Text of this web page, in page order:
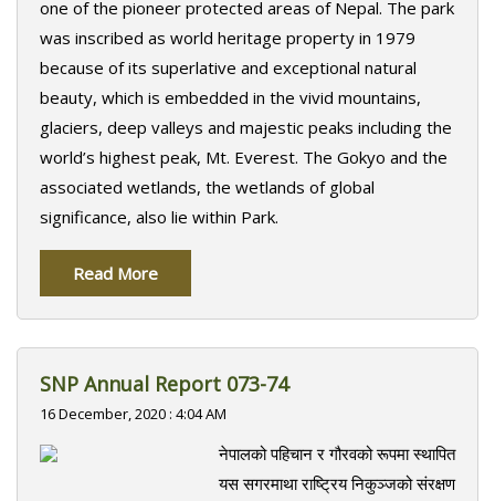
one of the pioneer protected areas of Nepal. The park
was inscribed as world heritage property in 1979
because of its superlative and exceptional natural
beauty, which is embedded in the vivid mountains,
glaciers, deep valleys and majestic peaks including the
world’s highest peak, Mt. Everest. The Gokyo and the
associated wetlands, the wetlands of global
significance, also lie within Park.
Read More
SNP Annual Report 073-74
16 December, 2020 : 4:04 AM
नेपालको पहिचान र गौरवको रूपमा स्थापित
यस सगरमाथा राष्ट्रिय निकुञ्जको संरक्षण